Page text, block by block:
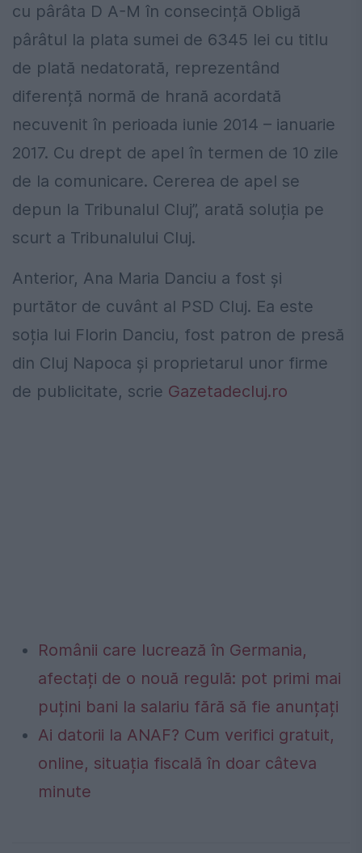
cu pârâta D A-M în consecință Obligă
pârâtul la plata sumei de 6345 lei cu titlu
de plată nedatorată, reprezentând
diferență normă de hrană acordată
necuvenit în perioada iunie 2014 – ianuarie
2017. Cu drept de apel în termen de 10 zile
de la comunicare. Cererea de apel se
depun la Tribunalul Cluj”, arată soluția pe
scurt a Tribunalului Cluj.
Anterior, Ana Maria Danciu a fost și
purtător de cuvânt al PSD Cluj. Ea este
soția lui Florin Danciu, fost patron de presă
din Cluj Napoca și proprietarul unor firme
de publicitate, scrie Gazetadecluj.ro
Românii care lucrează în Germania,
afectați de o nouă regulă: pot primi mai
puțini bani la salariu fără să fie anunțați
Ai datorii la ANAF? Cum verifici gratuit,
online, situația fiscală în doar câteva
minute